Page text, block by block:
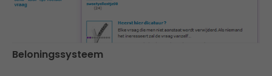
Beloningssysteem